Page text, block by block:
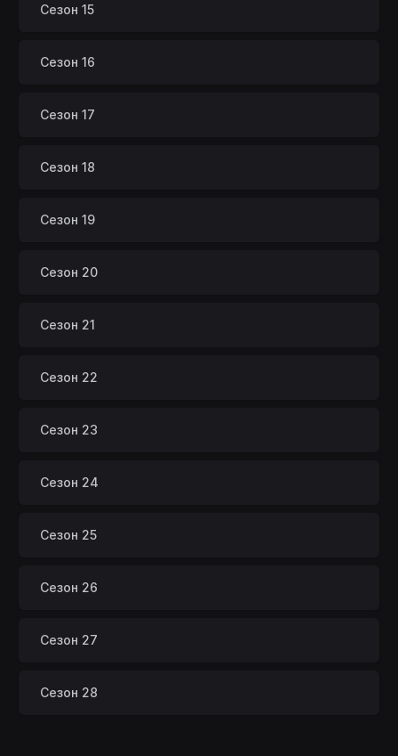
Сезон 15
Сезон 16
Сезон 17
Сезон 18
Сезон 19
Сезон 20
Сезон 21
Сезон 22
Сезон 23
Сезон 24
Сезон 25
Сезон 26
Сезон 27
Сезон 28